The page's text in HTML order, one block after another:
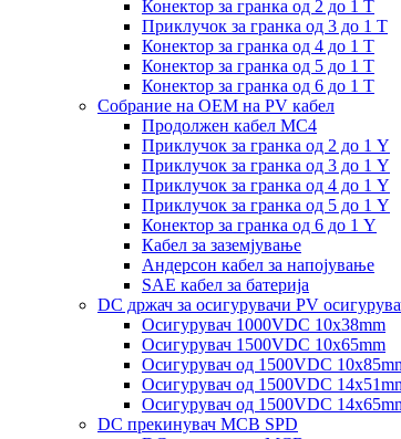
Конектор за гранка од 2 до 1 Т
Приклучок за гранка од 3 до 1 Т
Конектор за гранка од 4 до 1 Т
Конектор за гранка од 5 до 1 Т
Конектор за гранка од 6 до 1 Т
Собрание на ОЕМ на PV кабел
Продолжен кабел MC4
Приклучок за гранка од 2 до 1 Y
Приклучок за гранка од 3 до 1 Y
Приклучок за гранка од 4 до 1 Y
Приклучок за гранка од 5 до 1 Y
Конектор за гранка од 6 до 1 Y
Кабел за заземјување
Андерсон кабел за напојување
SAE кабел за батерија
DC држач за осигурувачи PV
Осигурувач 1000VDC 10x38mm
Осигурувач 1500VDC 10x65mm
Осигурувач од 1500VDC
Осигурувач од 1500VDC
Осигурувач од 1500VDC
DC прекинувач MCB SPD